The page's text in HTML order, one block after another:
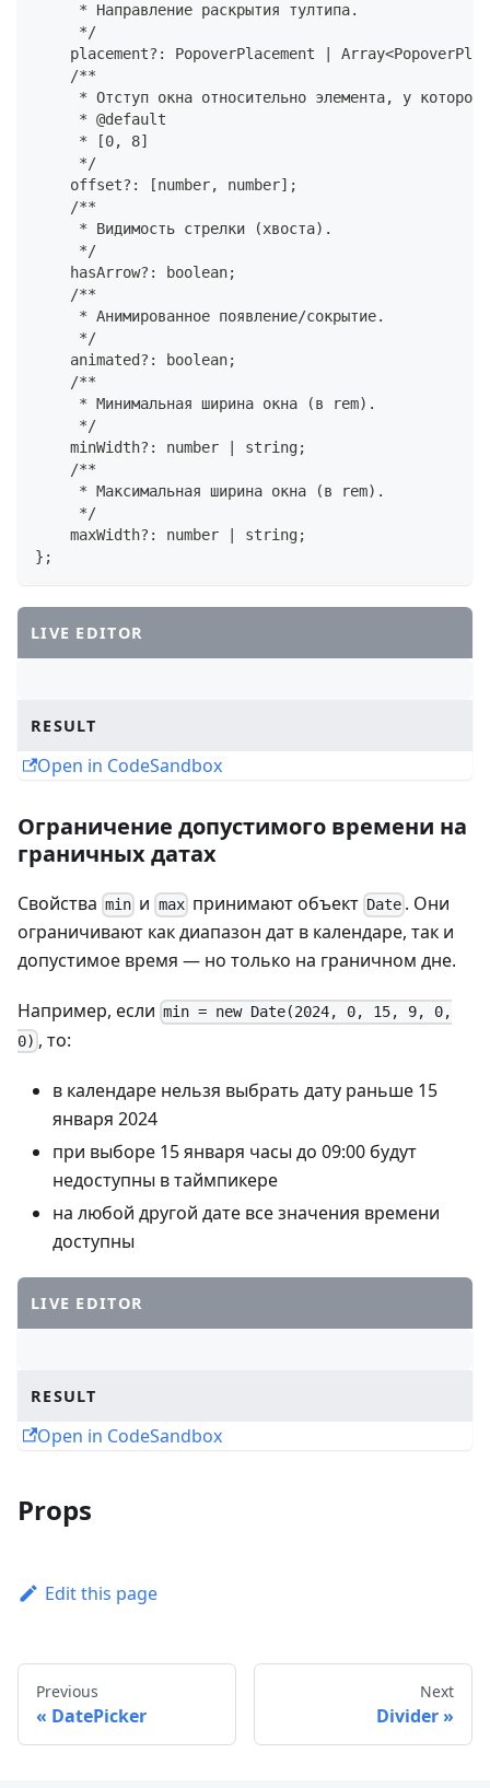
     * Направление раскрытия тултипа.
     */
placement?: PopoverPlacement |
    /**
* Отступ окна относительно элемента, у
     * @default
     * [0, 8]
     */
    offset?: [number, number];
    /**
     * Видимость стрелки (хвоста).
     */
    hasArrow?: boolean;
    /**
     * Анимированное появление/сокрытие.
     */
    animated?: boolean;
    /**
     * Минимальная ширина окна (в rem).
     */
    minWidth?: number | string;
    /**
     * Максимальная ширина окна (в rem).
     */
    maxWidth?: number | string;
};
LIVE EDITOR
RESULT
Open in CodeSandbox
Ограничение допустимого времени на
граничных датах
Свойства min и maxпринимают объект Date . Они
ограничивают как диапазон дат в календаре, так и
допустимое время — но только на граничном дне.
Например, если min = new Date(2024, 0, 15, 9, 0,
0) , то:
в календаре нельзя выбрать дату раньше 15
января 2024
при выборе 15 января часы до 09:00 будут
недоступны в таймпикере
на любой другой дате все значения времени
доступны
LIVE EDITOR
RESULT
Open in CodeSandbox
Props
Edit this page
Previous
DatePicker
Next
Divider